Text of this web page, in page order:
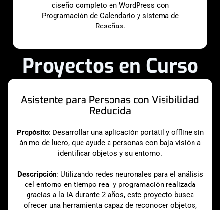
diseño completo en WordPress con
Programación de Calendario y sistema de
Reseñas.
Proyectos en Curso
Asistente para Personas con Visibilidad
Reducida
Propósito: Desarrollar una aplicación portátil y offline sin
ánimo de lucro, que ayude a personas con baja visión a
identificar objetos y su entorno.
Descripción: Utilizando redes neuronales para el análisis
del entorno en tiempo real y programación realizada
gracias a la IA durante 2 años, este proyecto busca
ofrecer una herramienta capaz de reconocer objetos,